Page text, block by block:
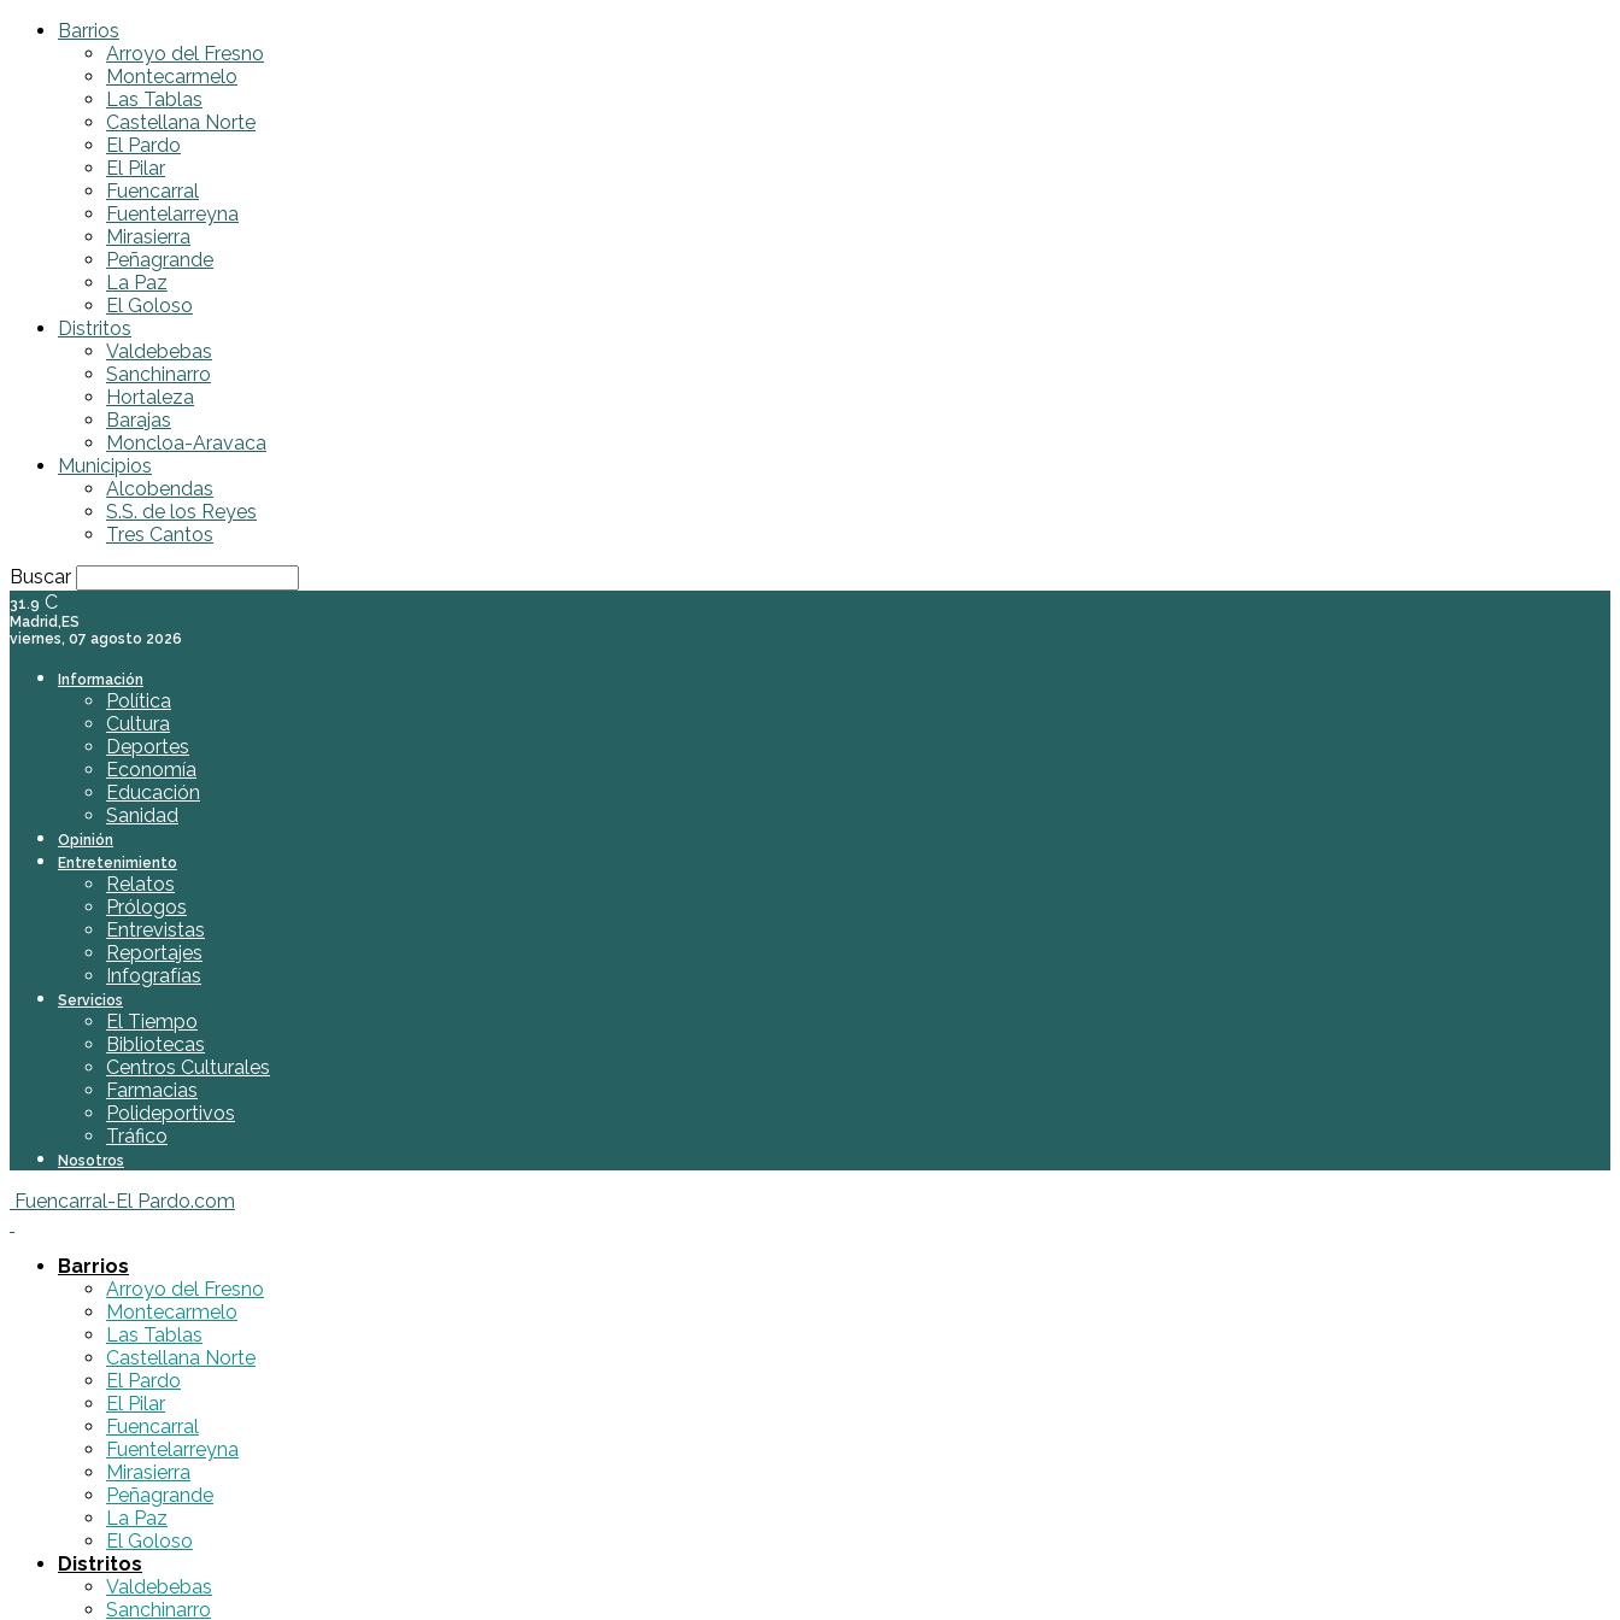
Barrios
Arroyo del Fresno
Montecarmelo
Las Tablas
Castellana Norte
El Pardo
El Pilar
Fuencarral
Fuentelarreyna
Mirasierra
Peñagrande
La Paz
El Goloso
Distritos
Valdebebas
Sanchinarro
Hortaleza
Barajas
Moncloa-Aravaca
Municipios
Alcobendas
S.S. de los Reyes
Tres Cantos
Buscar
31.9 C
Madrid,ES
viernes, 07 agosto 2026
Información
Política
Cultura
Deportes
Economía
Educación
Sanidad
Opinión
Entretenimiento
Relatos
Prólogos
Entrevistas
Reportajes
Infografías
Servicios
El Tiempo
Bibliotecas
Centros Culturales
Farmacias
Polideportivos
Tráfico
Nosotros
Fuencarral-El Pardo.com
Barrios
Arroyo del Fresno
Montecarmelo
Las Tablas
Castellana Norte
El Pardo
El Pilar
Fuencarral
Fuentelarreyna
Mirasierra
Peñagrande
La Paz
El Goloso
Distritos
Valdebebas
Sanchinarro